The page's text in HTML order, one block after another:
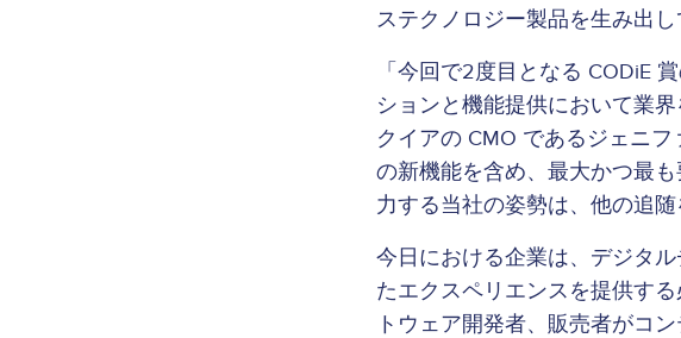
ステクノロジー製品を生み出
「今回で2度目となる CODiE
ションと機能提供において業
クイアの CMO であるジェニ
の新機能を含め、最大かつ最
力する当社の姿勢は、他の追随
今日における企業は、デジタ
たエクスペリエンスを提供す
トウェア開発者、販売者がコ